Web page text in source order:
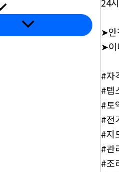
메
뉴
토
➤안
➤이
#자
#텝
#토
#전
#지
#관
#조